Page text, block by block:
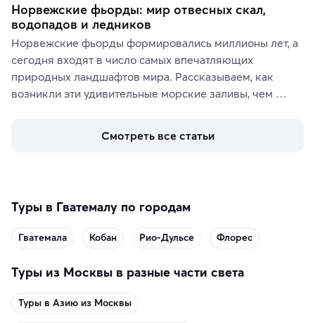
Норвежские фьорды: мир отвесных скал,
водопадов и ледников
Норвежские фьорды формировались миллионы лет, а
сегодня входят в число самых впечатляющих
природных ландшафтов мира. Рассказываем, как
возникли эти удивительные морские заливы, чем
включить в маршрут по Норвегии.
Смотреть все статьи
Туры в Гватемалу по городам
Гватемала Кобан Рио-Дульсе Флорес
Туры из Москвы в разные части света
Туры в Азию из Москвы